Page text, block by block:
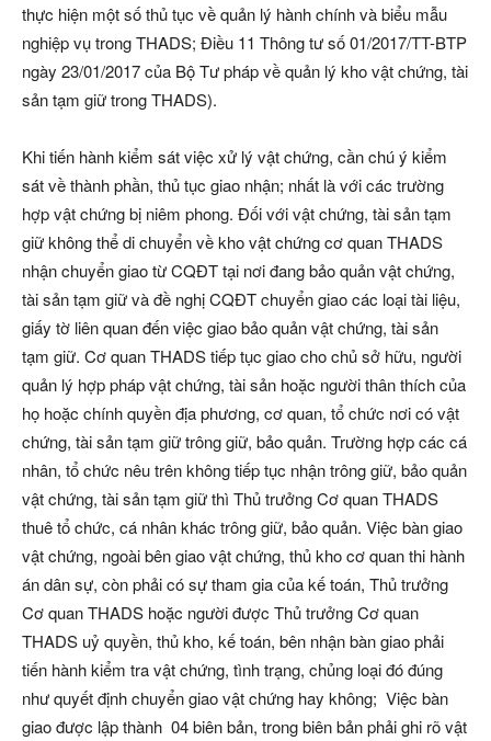
thực hiện một số thủ tục về quản lý hành chính và biểu mẫu
nghiệp vụ trong THADS; Điều 11 Thông tư số 01/2017/TT-BTP
ngày 23/01/2017 của Bộ Tư pháp về quản lý kho vật chứng, tài
sản tạm giữ trong THADS).
Khi tiến hành kiểm sát việc xử lý vật chứng, cần chú ý kiểm
sát về thành phần, thủ tục giao nhận; nhất là với các trường
hợp vật chứng bị niêm phong. Đối với vật chứng, tài sản tạm
giữ không thể di chuyển về kho vật chứng cơ quan THADS
nhận chuyển giao từ CQĐT tại nơi đang bảo quản vật chứng,
tài sản tạm giữ và đề nghị CQĐT chuyển giao các loại tài liệu,
giấy tờ liên quan đến việc giao bảo quản vật chứng, tài sản
tạm giữ. Cơ quan THADS tiếp tục giao cho chủ sở hữu, người
quản lý hợp pháp vật chứng, tài sản hoặc người thân thích của
họ hoặc chính quyền địa phương, cơ quan, tổ chức nơi có vật
chứng, tài sản tạm giữ trông giữ, bảo quản. Trường hợp các cá
nhân, tổ chức nêu trên không tiếp tục nhận trông giữ, bảo quản
vật chứng, tài sản tạm giữ thì Thủ trưởng Cơ quan THADS
thuê tổ chức, cá nhân khác trông giữ, bảo quản. Việc bàn giao
vật chứng, ngoài bên giao vật chứng, thủ kho cơ quan thi hành
án dân sự, còn phải có sự tham gia của kế toán, Thủ trưởng
Cơ quan THADS hoặc người được Thủ trưởng Cơ quan
THADS uỷ quyền, thủ kho, kế toán, bên nhận bàn giao phải
tiến hành kiểm tra vật chứng, tình trạng, chủng loại đó đúng
như quyết định chuyển giao vật chứng hay không; Việc bàn
giao được lập thành 04 biên bản, trong biên bản phải ghi rõ vật